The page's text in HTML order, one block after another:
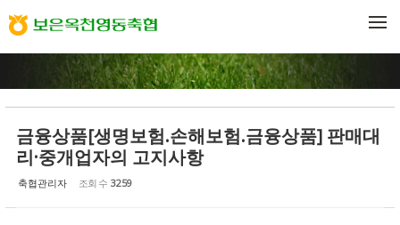
금융상품[생명보험.손해보험.금융상품] 판매대
리·중개업자의 고지사항
축협관리자 조회 수 3259